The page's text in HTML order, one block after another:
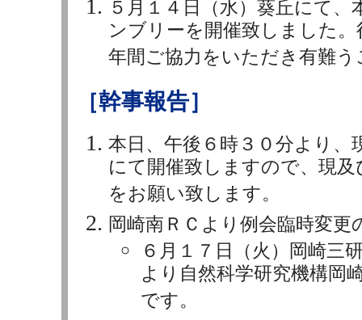
５月１４日（水）葵丘にて
ンブリーを開催致しました
年間ご協力をいただき有難
［幹事報告］
本日、午後６時３０分より、
にて開催致しますので、現
をお願い致します。
岡崎南ＲＣより例会臨時変
６月１７日（火）岡崎三
より自然科学研究機構岡
です。